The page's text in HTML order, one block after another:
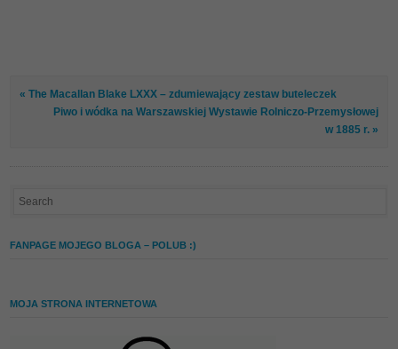
« The Macallan Blake LXXX – zdumiewający zestaw buteleczek
Piwo i wódka na Warszawskiej Wystawie Rolniczo-Przemysłowej
w 1885 r. »
FANPAGE MOJEGO BLOGA – POLUB :)
MOJA STRONA INTERNETOWA